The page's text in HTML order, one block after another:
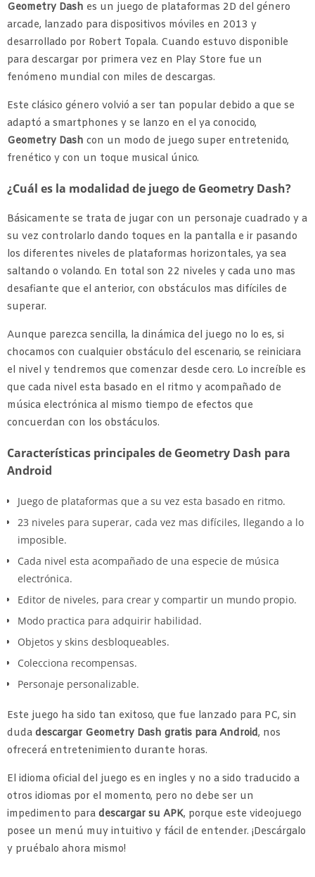
Geometry Dash es un juego de plataformas 2D del género
arcade, lanzado para dispositivos móviles en 2013 y
desarrollado por Robert Topala. Cuando estuvo disponible
para descargar por primera vez en Play Store fue un
fenómeno mundial con miles de descargas.
Este clásico género volvió a ser tan popular debido a que se
adaptó a smartphones y se lanzo en el ya conocido,
Geometry Dash con un modo de juego super entretenido,
frenético y con un toque musical único.
¿Cuál es la modalidad de juego de Geometry Dash?
Básicamente se trata de jugar con un personaje cuadrado y a
su vez controlarlo dando toques en la pantalla e ir pasando
los diferentes niveles de plataformas horizontales, ya sea
saltando o volando. En total son 22 niveles y cada uno mas
desafiante que el anterior, con obstáculos mas difíciles de
superar.
Aunque parezca sencilla, la dinámica del juego no lo es, si
chocamos con cualquier obstáculo del escenario, se reiniciara
el nivel y tendremos que comenzar desde cero. Lo increíble es
que cada nivel esta basado en el ritmo y acompañado de
música electrónica al mismo tiempo de efectos que
concuerdan con los obstáculos.
Características principales de Geometry Dash para
Android
Juego de plataformas que a su vez esta basado en ritmo.
23 niveles para superar, cada vez mas difíciles, llegando a lo
imposible.
Cada nivel esta acompañado de una especie de música
electrónica.
Editor de niveles, para crear y compartir un mundo propio.
Modo practica para adquirir habilidad.
Objetos y skins desbloqueables.
Colecciona recompensas.
Personaje personalizable.
Este juego ha sido tan exitoso, que fue lanzado para PC, sin
duda descargar Geometry Dash gratis para Android, nos
ofrecerá entretenimiento durante horas.
El idioma oficial del juego es en ingles y no a sido traducido a
otros idiomas por el momento, pero no debe ser un
impedimento para descargar su APK, porque este videojuego
posee un menú muy intuitivo y fácil de entender. ¡Descárgalo
y pruébalo ahora mismo!